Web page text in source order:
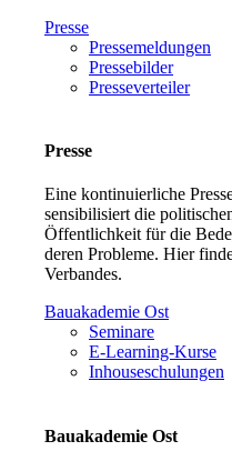
Presse
Pressemeldungen
Pressebilder
Presseverteiler
Presse
Eine kontinuierliche
sensibilisiert die
Öffentlichkeit für die
deren Probleme. Hier
Verbandes.
Bauakademie Ost
Seminare
E-Learning-Kurse
Inhouseschulungen
Bauakademie Ost